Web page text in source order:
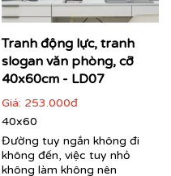
Những câu nói truyền
doanh cốt lõi được
hiện đại, mạnh mẽ.
đẩy tinh thần làm
nhân viên về mục tiêu
Tranh động lực, tranh
slogan văn phòng, cỡ
40x60cm - LD07
Giá: 253.000đ
40x60
Đường tuy ngắn không đi
không đến, việc tuy nhỏ
không làm không nên